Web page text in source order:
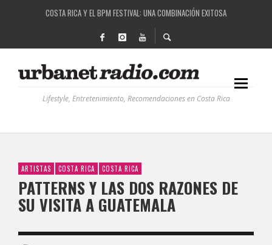
COSTA RICA Y EL BPM FESTIVAL: UNA COMBINACIÓN EXITOSA
RUTAS NATURBANAS: EL PROYECTO QUE ESTÁ TRANSFORMANDO LA CALIDAD DE
LA HISTORIA DETRÁS DE LA MÚSICA ELECTRÓNICA: BBC RADIOPHONIC WORKSHOP
Lifestyle, Entretenimiento, Recomendaciones en Costa Rica
ARTISTAS COSTA RICA COSTA RICA
PATTERNS Y LAS DOS RAZONES DE
SU VISITA A GUATEMALA